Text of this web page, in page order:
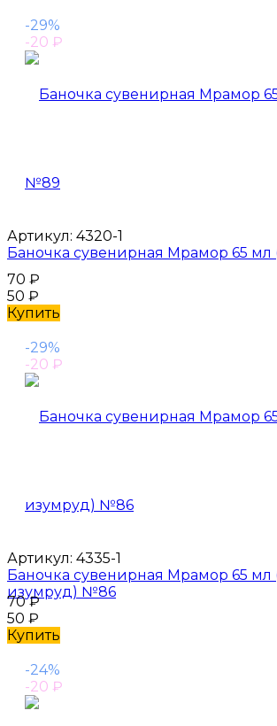
-29%
-20 ₽
Артикул: 4320-1
Баночка сувенирная Мрамор 65
70 ₽
50 ₽
Купить
-29%
-20 ₽
Артикул: 4335-1
Баночка сувенирная Мрамор 65 мл
изумруд) №86
70₽
50 ₽
Купить
-24%
-20 ₽